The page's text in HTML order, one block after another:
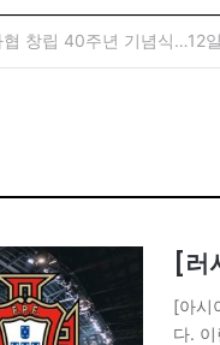
협 창립 40주년 기념식…12
[러
[아시
다.